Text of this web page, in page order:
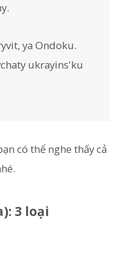
ya Ondoku.
ukrayins'ku
có thể nghe thấy cả
3 loại